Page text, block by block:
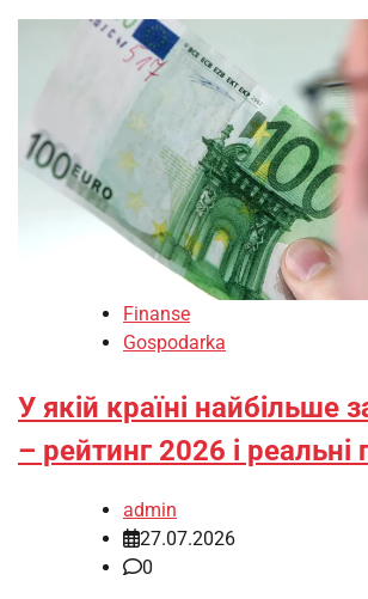
Finanse
Gospodarka
У якій країні найбільше
– рейтинг 2026 і реальні
admin
27.07.2026
0